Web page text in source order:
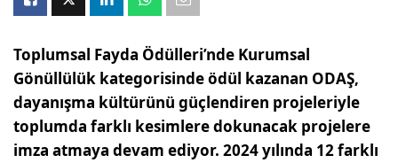
Toplumsal Fayda Ödülleri’nde Kurumsal
Gönüllülük kategorisinde ödül kazanan ODAŞ,
dayanışma kültürünü güçlendiren projeleriyle
toplumda farklı kesimlere dokunacak projelere
imza atmaya devam ediyor. 2024 yılında 12 farklı